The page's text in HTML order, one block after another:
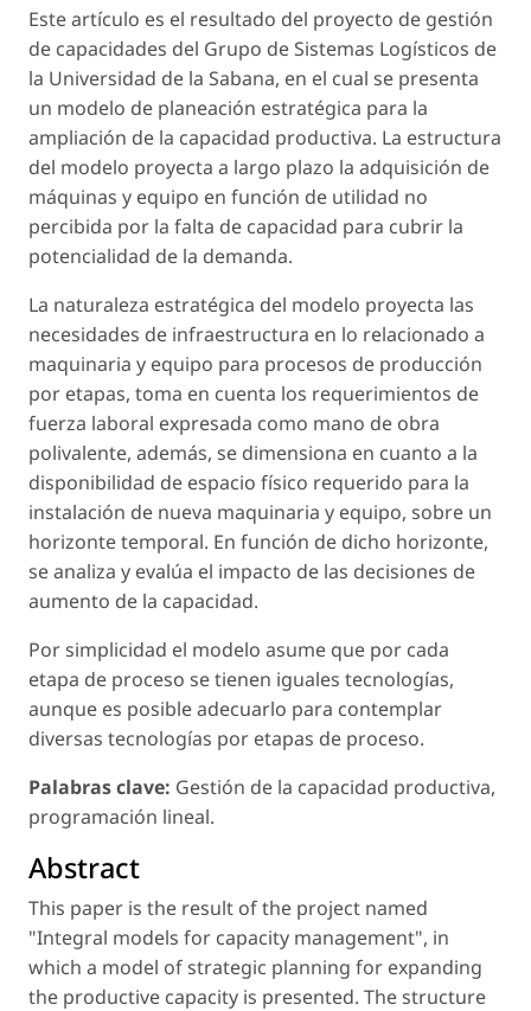
Este artículo es el resultado del proyecto de gestión
de capacidades del Grupo de Sistemas Logísticos de
la Universidad de la Sabana, en el cual se presenta
un modelo de planeación estratégica para la
ampliación de la capacidad productiva. La estructura
del modelo proyecta a largo plazo la adquisición de
máquinas y equipo en función de utilidad no
percibida por la falta de capacidad para cubrir la
potencialidad de la demanda.
La naturaleza estratégica del modelo proyecta las
necesidades de infraestructura en lo relacionado a
maquinaria y equipo para procesos de producción
por etapas, toma en cuenta los requerimientos de
fuerza laboral expresada como mano de obra
polivalente, además, se dimensiona en cuanto a la
disponibilidad de espacio físico requerido para la
instalación de nueva maquinaria y equipo, sobre un
horizonte temporal. En función de dicho horizonte,
se analiza y evalúa el impacto de las decisiones de
aumento de la capacidad.
Por simplicidad el modelo asume que por cada
etapa de proceso se tienen iguales tecnologías,
aunque es posible adecuarlo para contemplar
diversas tecnologías por etapas de proceso.
Palabras clave: Gestión de la capacidad productiva,
programación lineal.
Abstract
This paper is the result of the project named
"Integral models for capacity management", in
which a model of strategic planning for expanding
the productive capacity is presented. The structure